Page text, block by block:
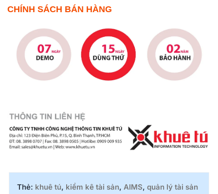
CHÍNH SÁCH BÁN HÀNG
Thẻ: khuê tú, kiểm kê tài sản, AIMS, quản lý tài sản